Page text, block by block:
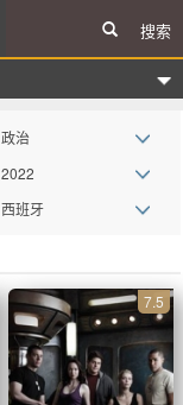
搜索
政治
真人秀
记录
医务
丧尸
2022
2016
西班牙
7.5